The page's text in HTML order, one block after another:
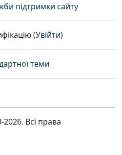
підтримки сайту
(Увійти)
теми
Всі права